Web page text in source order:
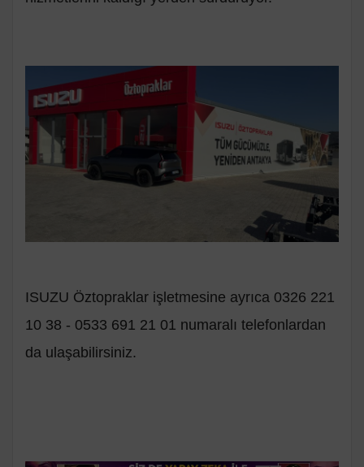
ISUZU Öztopraklar işletmesine ayrıca 0326 221
10 38 - 0533 691 21 01 numaralı telefonlardan
da ulaşabilirsiniz.